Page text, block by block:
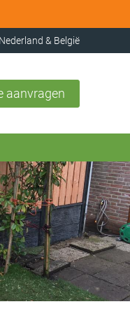
Nederland & België
aanvragen